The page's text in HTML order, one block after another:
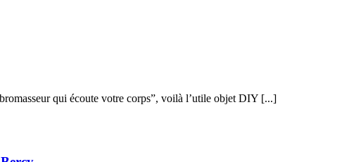
qui écoute votre corps”, voilà l’utile objet DIY [...]